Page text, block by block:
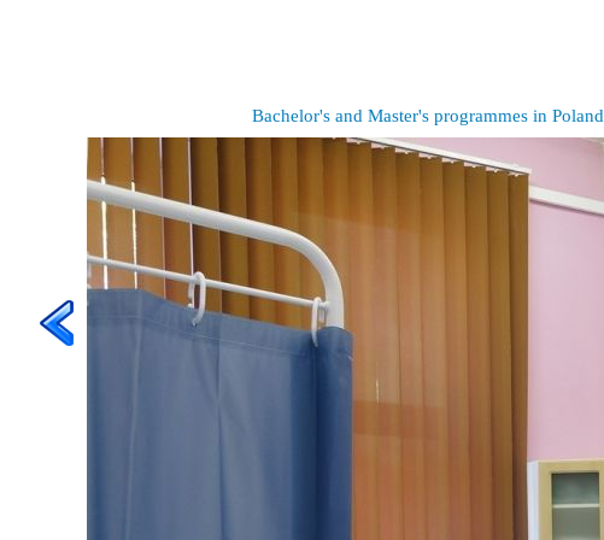
Bachelor's and Master's programmes in Poland